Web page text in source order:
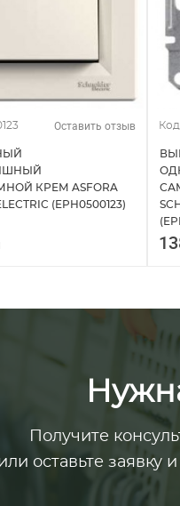
Оставить отзыв
КРЕМ ASFORA
(EPH0500123)
Получите
оставьте